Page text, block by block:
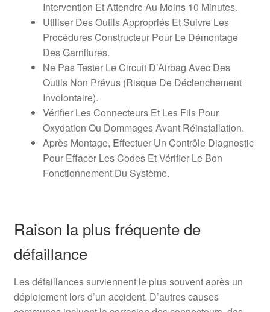
Intervention Et Attendre Au Moins 10 Minutes.
Utiliser Des Outils Appropriés Et Suivre Les
Procédures Constructeur Pour Le Démontage
Des Garnitures.
Ne Pas Tester Le Circuit D’Airbag Avec Des
Outils Non Prévus (Risque De Déclenchement
Involontaire).
Vérifier Les Connecteurs Et Les Fils Pour
Oxydation Ou Dommages Avant Réinstallation.
Après Montage, Effectuer Un Contrôle Diagnostic
Pour Effacer Les Codes Et Vérifier Le Bon
Fonctionnement Du Système.
Raison la plus fréquente de
défaillance
Les défaillances surviennent le plus souvent après un
déploiement lors d’un accident. D’autres causes